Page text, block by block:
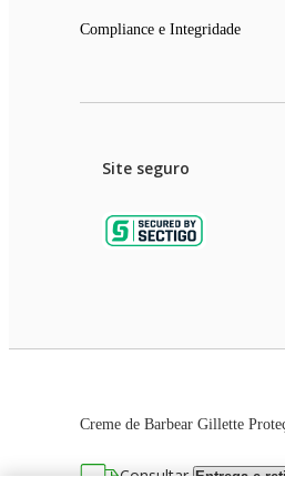
Creme de Barbear Gillette
Consultar Entrega e
Compliance e Integridade
Site seguro
As imagens dos